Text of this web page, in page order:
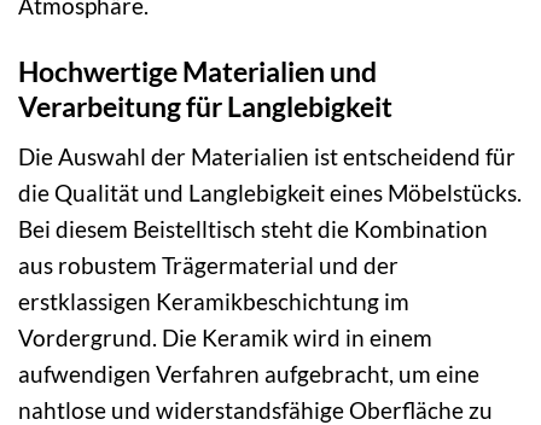
Atmosphäre.
Hochwertige Materialien und
Verarbeitung für Langlebigkeit
Die Auswahl der Materialien ist entscheidend für
die Qualität und Langlebigkeit eines Möbelstücks.
Bei diesem Beistelltisch steht die Kombination
aus robustem Trägermaterial und der
erstklassigen Keramikbeschichtung im
Vordergrund. Die Keramik wird in einem
aufwendigen Verfahren aufgebracht, um eine
nahtlose und widerstandsfähige Oberfläche zu